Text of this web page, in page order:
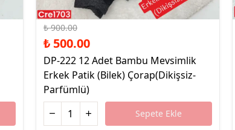
%44 İndirim
₺ 900.00
₺ 500.00
DP-222 12 Adet Bambu Mevsimlik
Erkek Patik (Bilek) Çorap(Dikişsiz-
Parfümlü)
Sepete Ekle